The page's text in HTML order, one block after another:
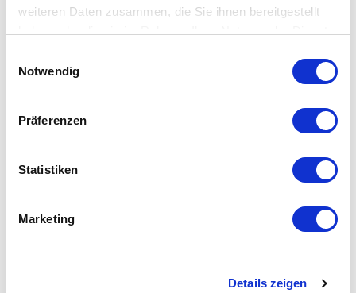
weiteren Daten zusammen, die Sie ihnen bereitgestellt
Notwendig
Präferenzen
Statistiken
Marketing
Details zeigen